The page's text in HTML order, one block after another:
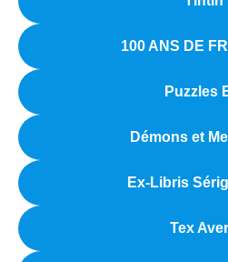
100 ANS DE
Puzzles
Démons et
Ex-Libris
Tex